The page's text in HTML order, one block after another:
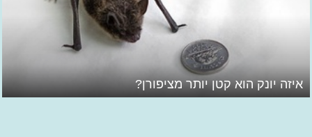
איזה יונק הוא קטן יותר מציפורן?